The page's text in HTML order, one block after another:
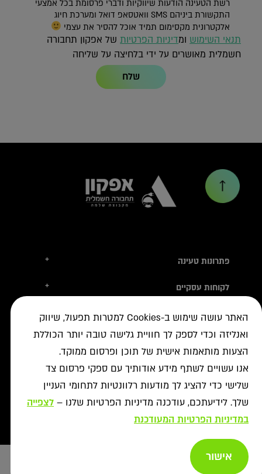
רשת הטעינה הודעות שיווקיות ודברי פרסומת בכל אמצעי
התקשורת ביניהם SMS וואטסאפ דואל ומערכת חיוג
אלקטרונית מקסימום תמיד אוכל להסיר את עצמי
תנאי השימוש ומדיניות הפרטיותשל אפקון תחבורה
חשמלית מאושרים על ידי בלחיצה על שליחה
שלח
פתרונות טעינה +
טסלה
עמדות טעינה
אביזרי טעינה
עמדות דרך יבואני הרכב
פתרונות לעסקים
רשת ON לטעינת רכבים חשמליים
לקוחות עסקיים +
ניהול צי רכב חשמלי
נדל"ן מסחרי לרשת הטעינה
רשויות ומכרזים
פתרונות ניהול אנרגיה
פתרונות טעינה לאוטובוסים
יעוץ
פתרונות אגירת אנרגיה
כל הפתרונות
רכישת עמדות טעינה
מידע שימושי
איתור עמדה ב-ON
אישורים נדרשים
מסמך גילוי
תעודות אחריות
מאגרי מידע
שאלות ותשובות
אזור מתקינים
אודות +
מדיניות נגישות
ביטול עסקה
ביטול עסקה
האתר עושה שימוש ב-Cookies למטרות תפעול, שיווק
ואנליזה וכדי לספק לך חוויית גלישה טובה יותר הכוללת
הצעות מותאמות אישית של תוכן ופרסום ממוקד.
אנו עשויים לשתף מידע אודותיך עם ספקי פרסום צד
שלישי כדי להציג לך מודעות רלוונטיות לתחומי העניין
שלך. לידיעתכם, עודכנה מדיניות הפרטיות שלנו – לצפייה
במדיניות הפרטיות המעודכנת
אישור